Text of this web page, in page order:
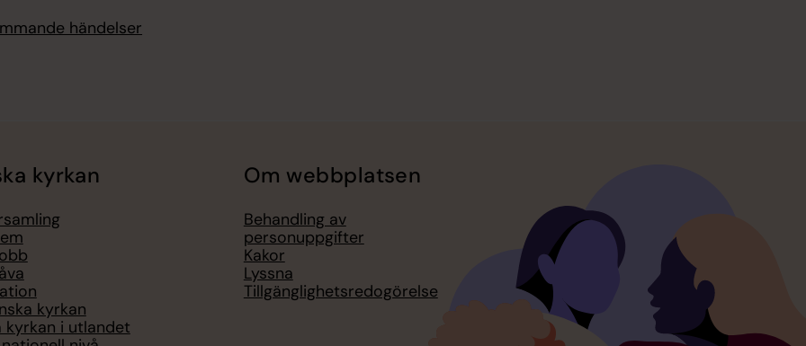
händelser
kyrkan
kyrkan
kyrkan i utlandet
Om webbplatsen
Behandling av
personuppgifter
Kakor
Lyssna
Tillgänglighetsredogörelse